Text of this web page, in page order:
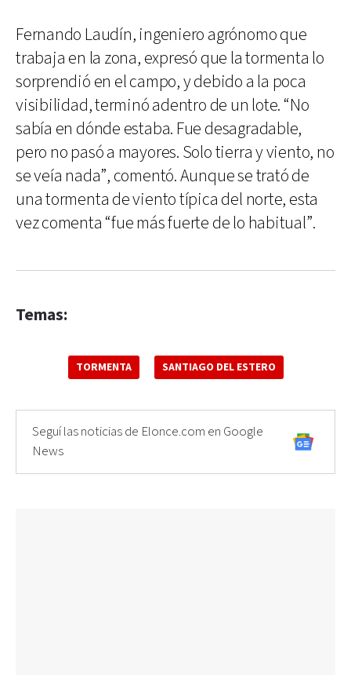
Fernando Laudín, ingeniero agrónomo que
trabaja en la zona, expresó que la tormenta lo
sorprendió en el campo, y debido a la poca
visibilidad, terminó adentro de un lote. “No
sabía en dónde estaba. Fue desagradable,
pero no pasó a mayores. Solo tierra y viento, no
se veía nada”, comentó. Aunque se trató de
una tormenta de viento típica del norte, esta
vez comenta “fue más fuerte de lo habitual”.
Temas:
TORMENTA SANTIAGO DEL ESTERO
Seguí las noticias de Elonce.com en Google
News